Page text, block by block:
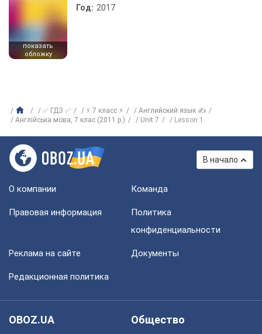
показать
обложку
Год: 2017
✅ ГДЗ ✅ ⚡ 7 класс ⚡
Английский язык ✍
Англійська мова, 7 клас (2011 р.)
Unit 7 Lesson 1
В начало
О компании Команда
Правовая информация
Политика
конфиденциальности
Реклама на сайте Документы
Редакционная политика
OBOZ.UA
Общество